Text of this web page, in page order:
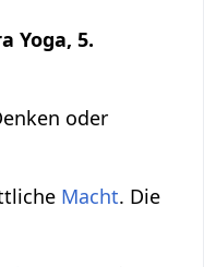
Yoga, 5.
oder
Macht. Die